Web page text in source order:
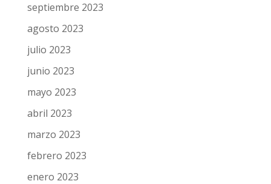
septiembre 2023
agosto 2023
julio 2023
junio 2023
mayo 2023
abril 2023
marzo 2023
febrero 2023
enero 2023